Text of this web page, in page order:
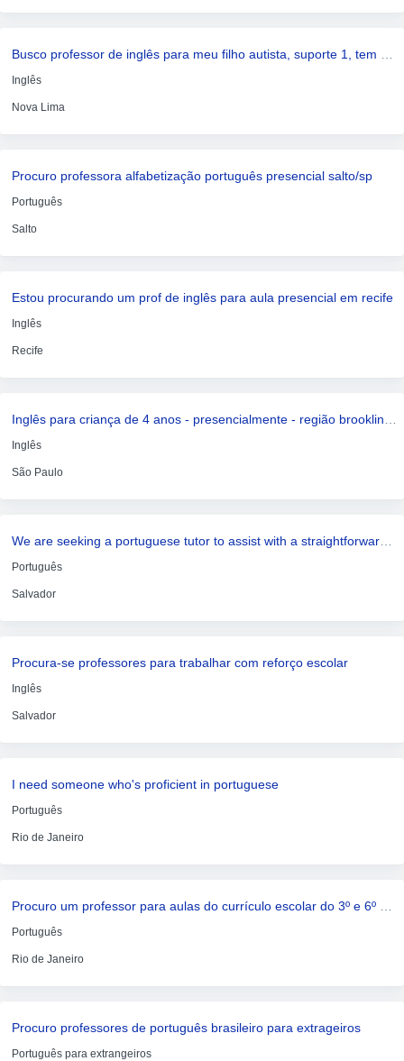
Inglês
Nova Lima
Procuro professora alfabetização português presencial salto/sp
Português
Salto
Estou procurando um prof de inglês para aula presencial em recife
Inglês
Recife
Inglês
São Paulo
Português
Salvador
Procura-se professores para trabalhar com reforço escolar
Inglês
Salvador
I need someone who's proficient in portuguese
Português
Rio de Janeiro
Português
Rio de Janeiro
Procuro professores de português brasileiro para extrageiros
Português para extrangeiros